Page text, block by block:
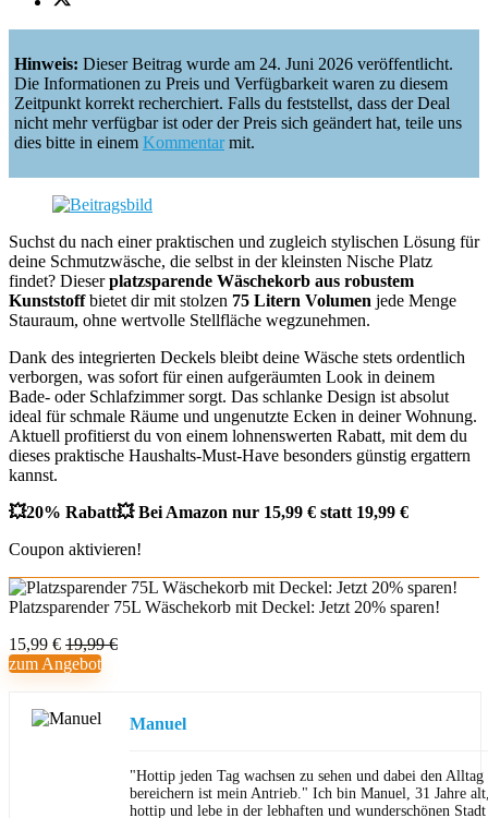
Hinweis: Dieser Beitrag wurde am 24. Juni 2026 veröffentlicht.
Die Informationen zu Preis und Verfügbarkeit waren zu diesem
Zeitpunkt korrekt recherchiert. Falls du feststellst, dass der Deal
nicht mehr verfügbar ist oder der Preis sich geändert hat, teile uns
dies bitte in einem Kommentarmit.
Suchst du nach einer praktischen und zugleich stylischen Lösung für
deine Schmutzwäsche, die selbst in der kleinsten Nische Platz
findet? Dieserplatzsparende Wäschekorb aus robustem
Kunststoffbietet dir mit stolzen 75 Litern Volumen jede Menge
Stauraum, ohne wertvolle Stellfläche wegzunehmen.
Dank des integrierten Deckels bleibt deine Wäsche stets ordentlich
verborgen, was sofort für einen aufgeräumten Look in deinem
Bade- oder Schlafzimmer sorgt. Das schlanke Design ist absolut
ideal für schmale Räume und ungenutzte Ecken in deiner Wohnung.
Aktuell profitierst du von einem lohnenswerten Rabatt, mit dem du
dieses praktische Haushalts-Must-Have besonders günstig ergattern
kannst.
💥20% Rabatt💥 Bei Amazon nur 15,99 € statt 19,99 €
Coupon aktivieren!
Platzsparender 75L Wäschekorb mit Deckel: Jetzt 20% sparen!
15,99 € 19,99 €
zum Angebot
Manuel
"Hottip jeden Tag wachsen zu sehen und dabei den
bereichern ist mein Antrieb." Ich bin Manuel, 31 Jahre
hottip und lebe in der lebhaften und wunderschönen